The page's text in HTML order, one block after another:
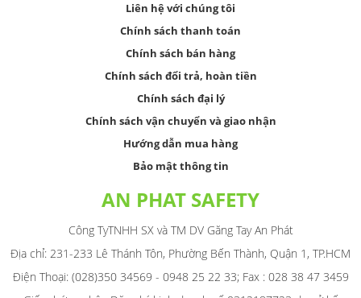
Liên hệ với chúng tôi
Chính sách thanh toán
Chính sách bán hàng
Chính sách đổi trả, hoàn tiền
Chính sách đại lý
Chính sách vận chuyển và giao nhận
Hướng dẫn mua hàng
Bảo mật thông tin
AN PHAT SAFETY
Công TyTNHH SX và TM DV Găng Tay An Phát
Địa chỉ: 231-233 Lê Thánh Tôn, Phường Bến Thành, Quận 1, TP.HCM
Điện Thoại: (028)350 34569 - 0948 25 22 33; Fax : 028 38 47 3459